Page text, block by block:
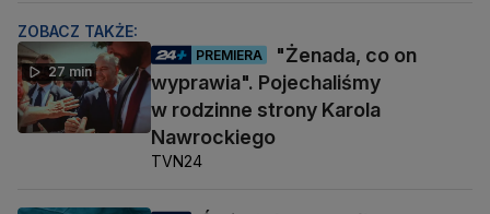
ZOBACZ TAKŻE:
27 min
PREMIERA
"Żenada, co on
wyprawia". Pojechaliśmy
w rodzinne strony Karola
Nawrockiego
TVN24